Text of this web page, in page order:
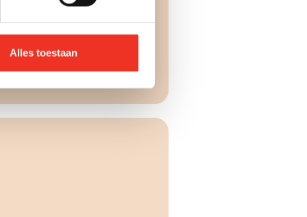
Alles toestaan
G